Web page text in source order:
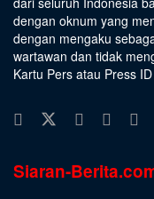
dengan oknum yang
dengan mengaku
wartawan dan tidak
Kartu Pers atau Press
Siaran-